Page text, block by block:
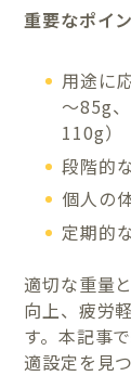
重要なポイ
用途に
～85g
110g）
段階的
個人の
定期的
適切な重量
向上、疲労
す。本記事
適設定を見